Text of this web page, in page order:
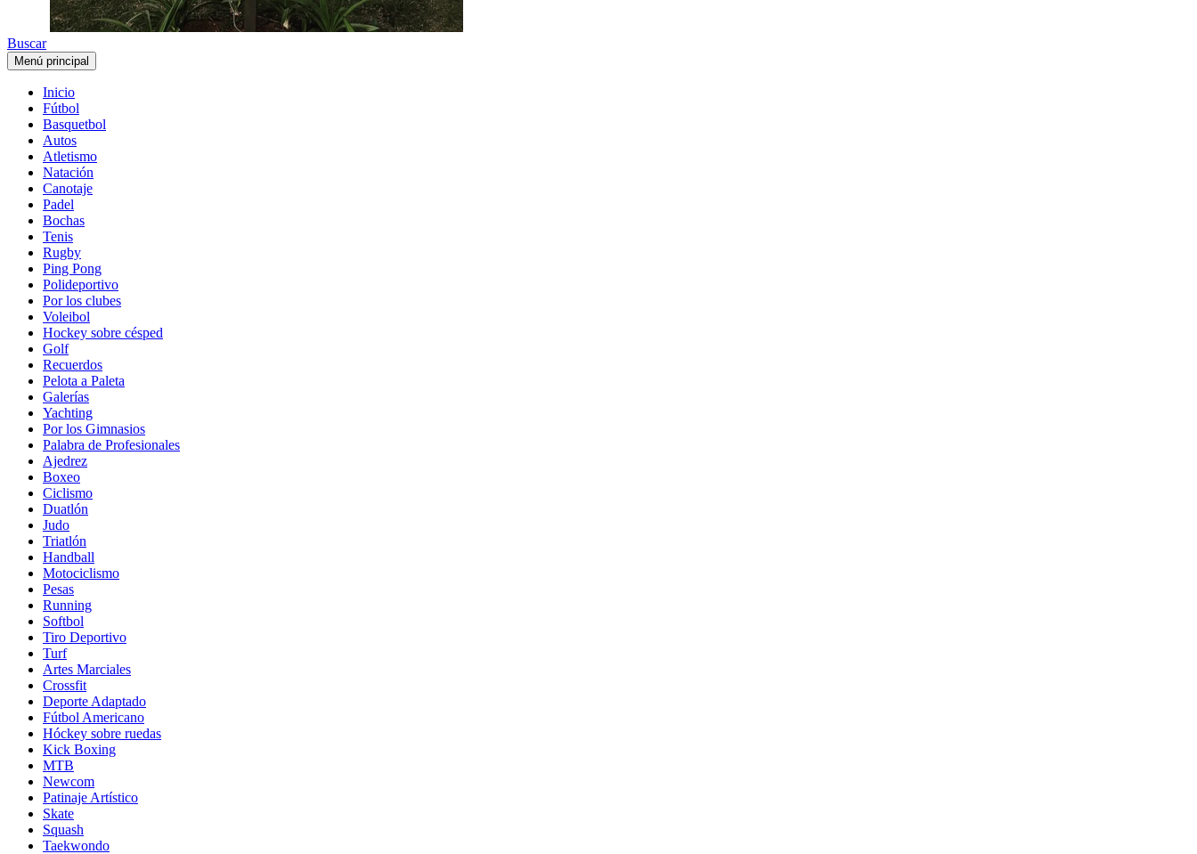
Buscar
Menú principal
Inicio
Fútbol
Basquetbol
Autos
Atletismo
Natación
Canotaje
Padel
Bochas
Tenis
Rugby
Ping Pong
Polideportivo
Por los clubes
Voleibol
Hockey sobre césped
Golf
Recuerdos
Pelota a Paleta
Galerías
Yachting
Por los Gimnasios
Palabra de Profesionales
Ajedrez
Boxeo
Ciclismo
Duatlón
Judo
Triatlón
Handball
Motociclismo
Pesas
Running
Softbol
Tiro Deportivo
Turf
Artes Marciales
Crossfit
Deporte Adaptado
Fútbol Americano
Hóckey sobre ruedas
Kick Boxing
MTB
Newcom
Patinaje Artístico
Skate
Squash
Taekwondo